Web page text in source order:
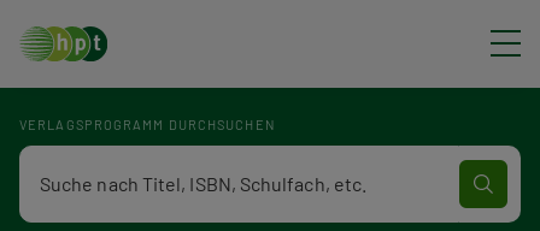
VERLAGSPROGRAMM DURCHSUCHEN
Verlagsprogramm Volltextsuche